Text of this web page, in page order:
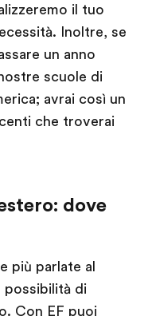
il tuo
Inoltre, se
un anno
scuole di
avrai così un
che troverai
dove
più parlate al
possibilità di
Con EF puoi